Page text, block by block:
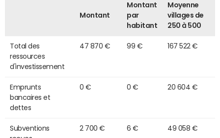
Montant
Montant
par
habitant
Moyenne
villages de
250 à 500
Total des
ressources
d'investissement
47 870 € 99 € 167 522 €
Emprunts
bancaires et
dettes
0 € 0 € 20 604 €
Subventions
2 700 € 6 € 49 058 €